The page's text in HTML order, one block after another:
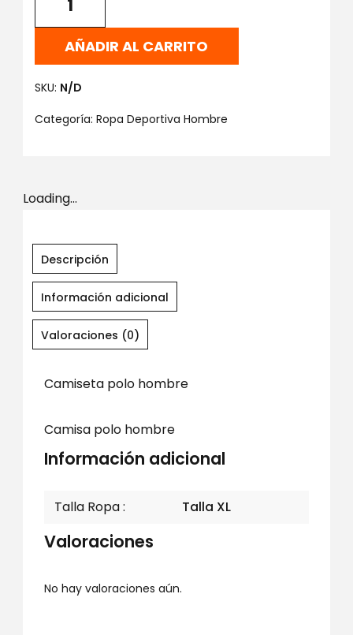
AÑADIR AL CARRITO
SKU: N/D
Categoría: Ropa Deportiva Hombre
Loading...
Descripción
Información adicional
Valoraciones (0)
Camiseta polo hombre
Camisa polo hombre
Información adicional
Talla Ropa Talla XL
Valoraciones
No hay valoraciones aún.